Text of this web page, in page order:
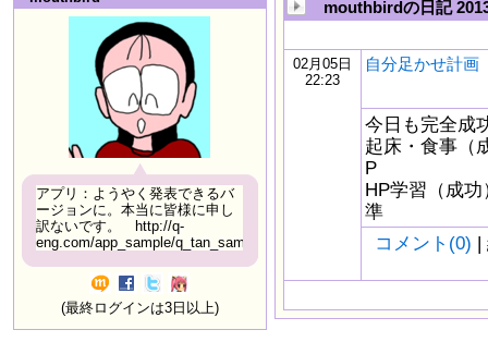
アプリ：ようやく発表できるバ
ージョンに。本当に皆様に申し
訳ないです。 http://q-
eng.com/app_sample/q_tan_sample06.html
(最終ログインは3日以上)
mouthbirdの日記
02月05日
22:23
自分足かせ計
今日も完全成
起床・食事（
P
HP学習（成
準
コメント(0) |